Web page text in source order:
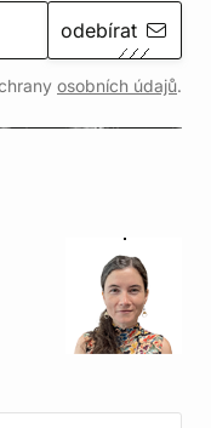
odebírat
osobních údajů.